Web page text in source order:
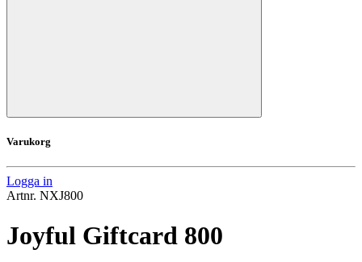
Varukorg
Logga in
Artnr. NXJ800
Joyful Giftcard 800